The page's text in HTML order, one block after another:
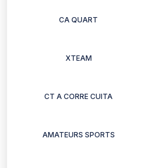
CA QUART
XTEAM
CT A CORRE CUITA
AMATEURS SPORTS